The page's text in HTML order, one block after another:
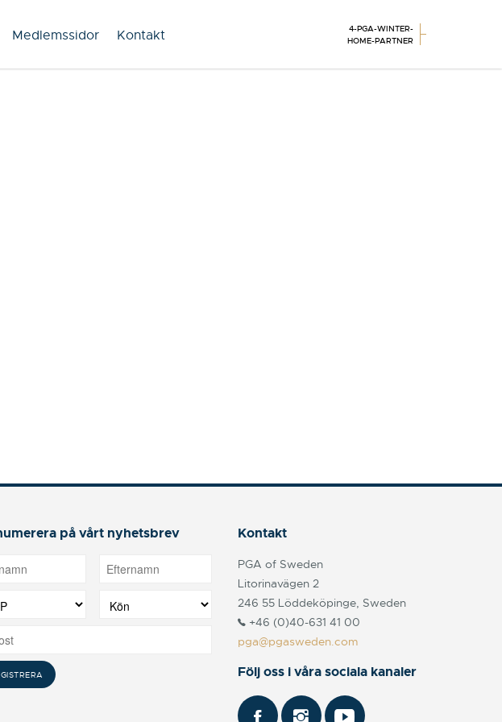
Medlemssidor Kontakt
4-PGA-WINTER-
HOME-PARTNER
på vårt nyhetsbrev Kontakt
PGA of Sweden
Litorinavägen 2
246 55 Löddeköpinge, Sweden
+46 (0)40-631 41 00
pga@pgasweden.com
Följ oss i våra sociala kanaler